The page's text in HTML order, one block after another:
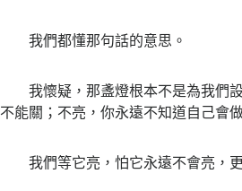
我們都懂那句話的意思。
我懷疑，那盞燈根本不是為我們設
不能關；不亮，你永遠不知道自己會
我們等它亮，怕它永遠不會亮，更